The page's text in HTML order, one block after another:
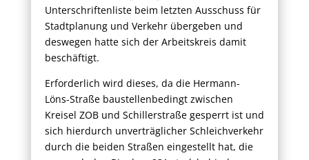
Unterschriftenliste beim letzten Ausschuss für
Stadtplanung und Verkehr übergeben und
deswegen hatte sich der Arbeitskreis damit
beschäftigt.
Erforderlich wird dieses, da die Hermann-
Löns-Straße baustellenbedingt zwischen
Kreisel ZOB und Schillerstraße gesperrt ist und
sich hierdurch unverträglicher Schleichverkehr
durch die beiden Straßen eingestellt hat, die